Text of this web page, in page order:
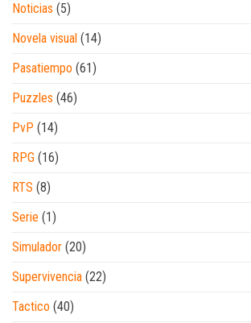
Noticias (5)
Novela visual (14)
Pasatiempo (61)
Puzzles (46)
PvP (14)
RPG (16)
RTS (8)
Serie (1)
Simulador (20)
Supervivencia (22)
Tactico (40)